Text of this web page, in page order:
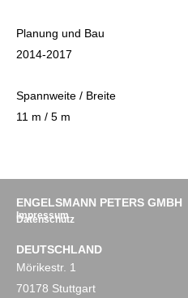
Planung und Bau
2014-2017
Spannweite / Breite
11 m / 5 m
ENGELSMANN PETERS GMBH
Impressum
Datenschutz
DEUTSCHLAND
Mörikestr. 1
70178 Stuttgart